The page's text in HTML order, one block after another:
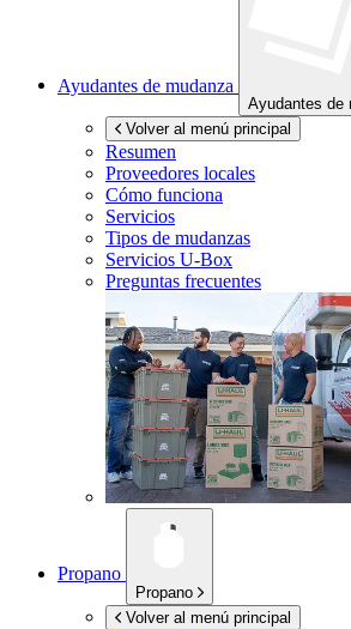
Ayudantes de mudanza
Ayudantes de
Volver al menú principal
Resumen
Proveedores locales
Cómo funciona
Servicios
Tipos de mudanzas
Servicios U-Box
Preguntas frecuentes
Propano
Propano
Volver al menú principal